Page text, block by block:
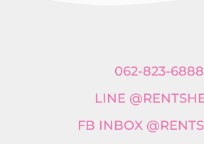
062-823-6888
LINE
FB INBOX